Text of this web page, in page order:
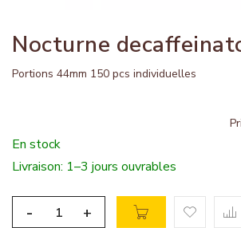
Nocturne
Portions 44mm 150 pcs individuelles
En stock
Livraison: 1–3 jours ouvrables
- +